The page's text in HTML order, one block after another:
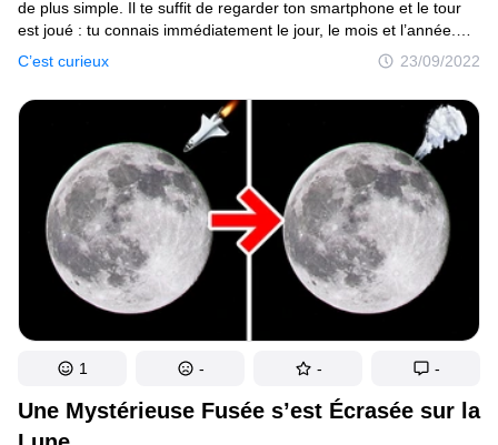
C’est curieux 23/09/2022
de plus simple. Il te suffit de regarder ton smartphone et le tour
est joué : tu connais immédiatement le jour, le mois et l’année.
Mais a-t-il toujours été aussi facile de connaître la date ? Nos
ancêtres avaient-ils même le concept d’une année qui dure 365
jours ? Oui et non. Les calendriers mayas, eux, avaient des
cycles. C’est proche de ce que nous appelons une année. Mais
le cycle maya était beaucoup plus long : 819 jours. Et c’est là que
le mystère commence. 819 jours par rapport à quoi ? Quand
ce calendrier commence-t-il et quand se termine-t-il ?
Une Mystérieuse Fusée s’est Écrasée sur la
1 - - -